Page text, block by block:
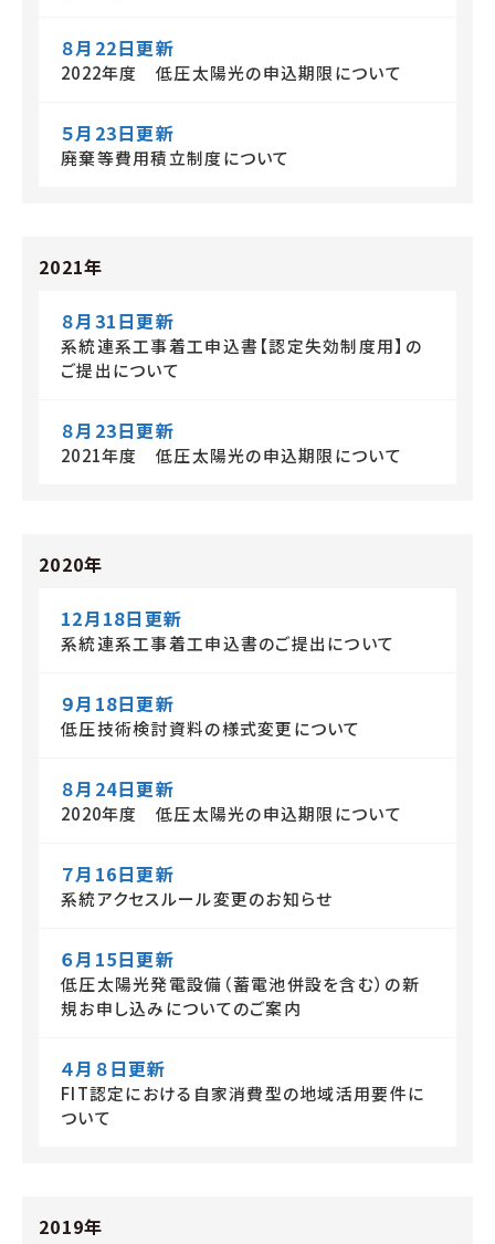
８月22日更新
2022年度 低圧太陽光の申込期限について
５月23日更新
廃棄等費用積立制度について
2021年
８月31日更新
系統連系工事着工申込書【認定失効制度用】の
ご提出について
８月23日更新
2021年度 低圧太陽光の申込期限について
2020年
12月18日更新
系統連系工事着工申込書のご提出について
９月18日更新
低圧技術検討資料の様式変更について
８月24日更新
2020年度 低圧太陽光の申込期限について
７月16日更新
系統アクセスルール変更のお知らせ
６月15日更新
低圧太陽光発電設備（蓄電池併設を含む）の新
規お申し込みについてのご案内
４月８日更新
FIT認定における自家消費型の地域活用要件に
ついて
2019年